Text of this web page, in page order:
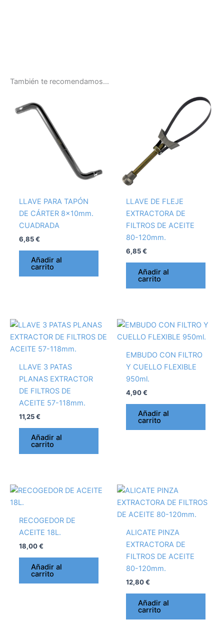
También te recomendamos…
LLAVE PARA TAPÓN
DE CÁRTER 8x10mm.
CUADRADA
6,85€
Añadir al
carrito
LLAVE DE FLEJE
EXTRACTORA DE
FILTROS DE ACEITE
80-120mm.
6,85€
Añadir al
carrito
LLAVE 3 PATAS
PLANAS EXTRACTOR
DE FILTROS DE
ACEITE 57-118mm.
11,25€
Añadir al
carrito
EMBUDO CON FILTRO
Y CUELLO FLEXIBLE
950ml.
4,90€
Añadir al
carrito
RECOGEDOR DE
ACEITE 18L.
18,00€
Añadir al
carrito
ALICATE PINZA
EXTRACTORA DE
FILTROS DE ACEITE
80-120mm.
12,80€
Añadir al
carrito